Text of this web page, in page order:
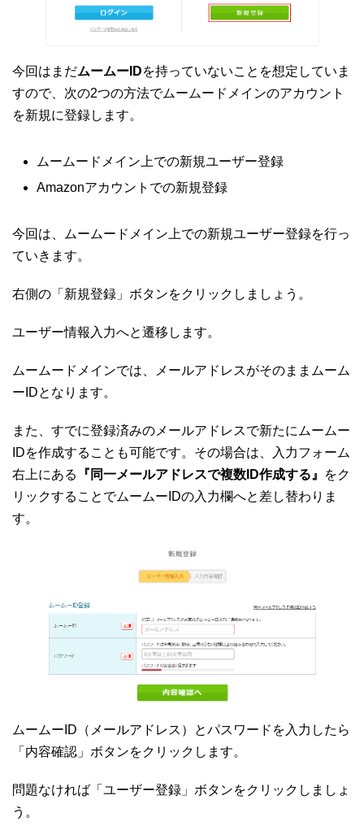
今回はまだムームーIDを持っていないことを想定していま
すので、次の2つの方法でムームードメインのアカウント
を新規に登録します。
ムームードメイン上での新規ユーザー登録
Amazonアカウントでの新規登録
今回は、ムームードメイン上での新規ユーザー登録を行っ
ていきます。
右側の「新規登録」ボタンをクリックしましょう。
ユーザー情報入力へと遷移します。
ムームードメインでは、メールアドレスがそのままムーム
ーIDとなります。
また、すでに登録済みのメールアドレスで新たにムームー
IDを作成することも可能です。その場合は、入力フォーム
右上にある
『同一メールアドレスで複数ID作成する』
をク
リックすることでムームーIDの入力欄へと差し替わりま
す。
ムームーID（メールアドレス）とパスワードを入力したら
「内容確認」ボタンをクリックします。
問題なければ「ユーザー登録」ボタンをクリックしましょ
う。